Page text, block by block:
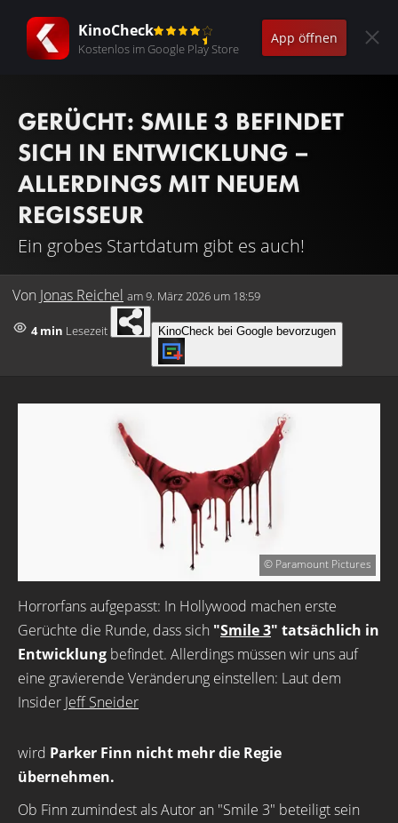
KinoCheck
Kostenlos im Google Play Store
App öffnen
GERÜCHT: SMILE 3 BEFINDET
SICH IN ENTWICKLUNG –
ALLERDINGS MIT NEUEM
REGISSEUR
Ein grobes Startdatum gibt es auch!
Von Jonas Reichel am9. März 2026 um 18:59
4 min Lesezeit KinoCheck bei Google bevorzugen
© Paramount Pictures
Horrorfans aufgepasst: In Hollywood machen erste
Gerüchte die Runde, dass sich "Smile 3" tatsächlich in
Entwicklung befindet. Allerdings müssen wir uns auf
eine gravierende Veränderung einstellen: Laut dem
Insider Jeff Sneider
wird Parker Finn nicht mehr die Regie
übernehmen.
Ob Finn zumindest als Autor an "Smile 3" beteiligt sein